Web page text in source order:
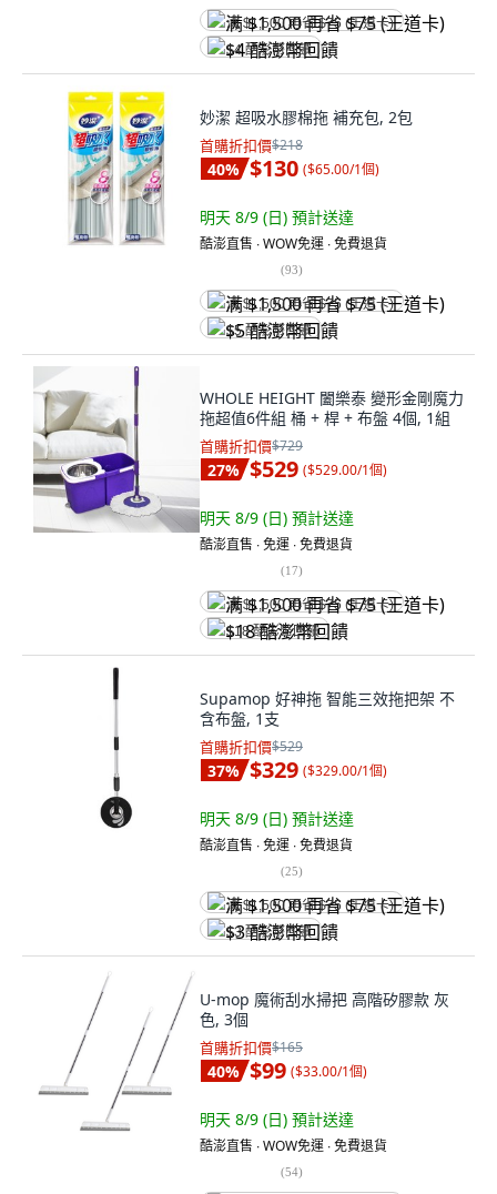
满 $1,500 再省 $75 (王道卡)
$4 酷澎幣回饋
妙潔 超吸水膠棉拖 補充包, 2包
首購折扣價$218
40% $130 ($65.00/1個)
明天 8/9 (日) 預計送達
酷澎直售 ∙ WOW免運 ∙ 免費退貨
(93)
满 $1,500 再省 $75 (王道卡)
$5 酷澎幣回饋
WHOLE HEIGHT 闔樂泰 變形金剛魔力
拖超值6件組 桶 + 桿 + 布盤 4個, 1組
首購折扣價$729
27% $529 ($529.00/1個)
明天 8/9 (日) 預計送達
酷澎直售 ∙ 免運 ∙ 免費退貨
(17)
满 $1,500 再省 $75 (王道卡)
$18 酷澎幣回饋
Supamop 好神拖 智能三效拖把架 不
含布盤, 1支
首購折扣價$529
37% $329 ($329.00/1個)
明天 8/9 (日) 預計送達
酷澎直售 ∙ 免運 ∙ 免費退貨
(25)
满 $1,500 再省 $75 (王道卡)
$3 酷澎幣回饋
U-mop 魔術刮水掃把 高階矽膠款 灰
色, 3個
首購折扣價$165
40% $99 ($33.00/1個)
明天 8/9 (日) 預計送達
酷澎直售 ∙ WOW免運 ∙ 免費退貨
(54)